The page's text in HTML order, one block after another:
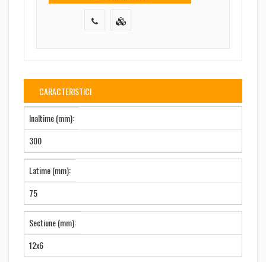
CARACTERISTICI
Inaltime (mm):
300
Latime (mm):
75
Sectiune (mm):
12x6